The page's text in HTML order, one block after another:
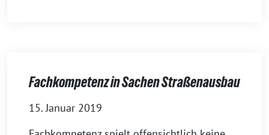
Fachkompetenz in Sachen Straßenausbau
15. Januar 2019